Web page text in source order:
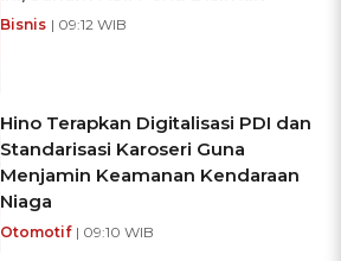
Bisnis | 09:12 WIB
Hino Terapkan Digitalisasi PDI dan
Standarisasi Karoseri Guna
Menjamin Keamanan Kendaraan
Niaga
Otomotif | 09:10 WIB